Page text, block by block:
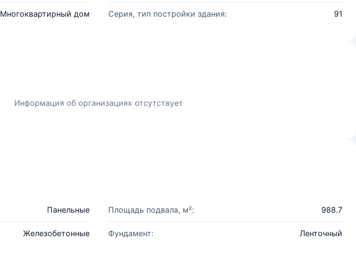
Многоквартирный дом Серия, тип постройки здания: 91
Информация об организациях отсутствует
Панельные Площадь подвала, м²: 988.7
Железобетонные Фундамент: Ленточный